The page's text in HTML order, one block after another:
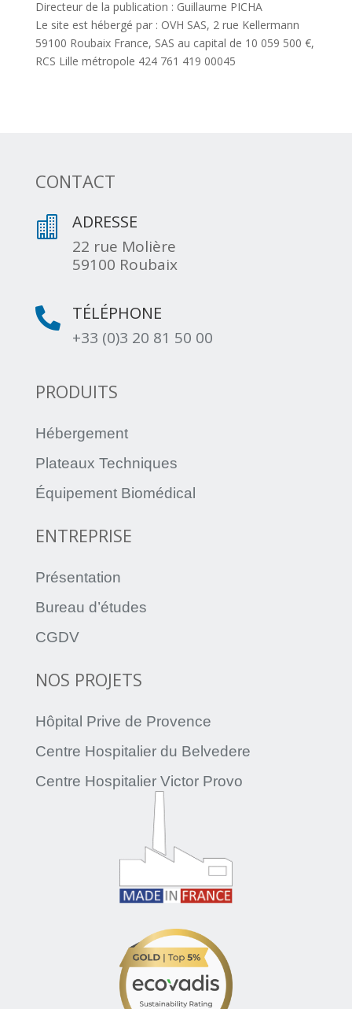
Directeur de la publication : Guillaume PICHA
Le site est hébergé par : OVH SAS, 2 rue Kellermann
59100 Roubaix France, SAS au capital de 10 059 500 €,
RCS Lille métropole 424 761 419 00045
CONTACT
 ADRESSE
22 rue Molière
59100 Roubaix
 TÉLÉPHONE
+33 (0)3 20 81 50 00
PRODUITS
Hébergement
Plateaux Techniques
Équipement Biomédical
ENTREPRISE
Présentation
Bureau d’études
CGDV
NOS PROJETS
Hôpital Prive de Provence
Centre Hospitalier du Belvedere
Centre Hospitalier Victor Provo